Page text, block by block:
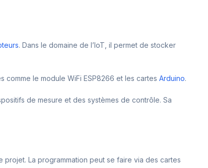
. Dans le domaine de l’IoT, il permet de stocker
le module WiFi ESP8266 et les cartes Arduino.
de mesure et des systèmes de contrôle. Sa
La programmation peut se faire via des cartes